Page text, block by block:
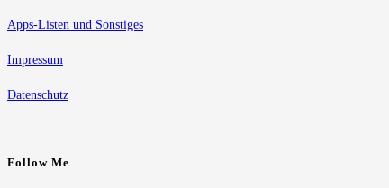
Apps-Listen und Sonstiges
Impressum
Datenschutz
Follow Me